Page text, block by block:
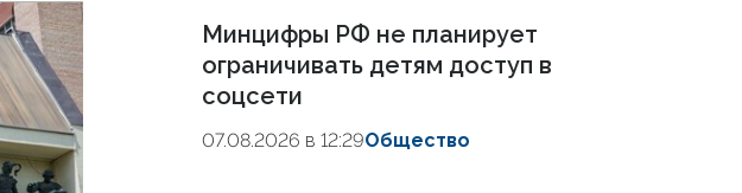
Минцифры РФ не планирует
ограничивать детям доступ в
соцсети
07.08.2026 в 12:29Общество